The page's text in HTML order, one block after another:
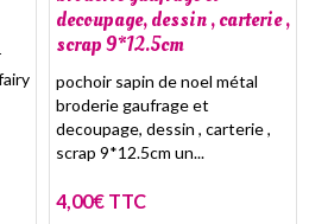
decoupage, dessin , carterie ,
scrap 9*12.5cm
pochoir sapin de noel métal
broderie gaufrage et
decoupage, dessin , carterie ,
scrap 9*12.5cm un...
4,00€ TTC